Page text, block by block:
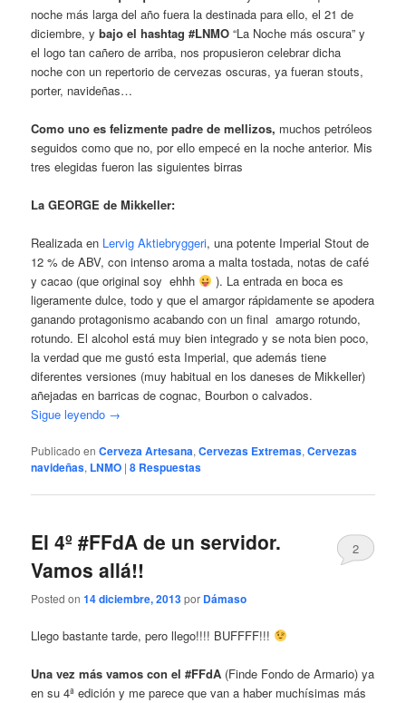
noche más larga del año fuera la destinada para ello, el 21 de
diciembre, ybajo el hashtag #LNMO “La Noche más oscura” y
el logo tan cañero de arriba, nos propusieron celebrar dicha
noche con un repertorio de cervezas oscuras, ya fueran stouts,
porter, navideñas…
Como uno es felizmente padre de mellizos, muchos petróleos
seguidos como que no, por ello empecé en la noche anterior. Mis
tres elegidas fueron las siguientes birras
La GEORGE de Mikkeller:
Realizada en Lervig Aktiebryggeri, una potente Imperial Stout de
12 % de ABV, con intenso aroma a malta tostada, notas de café
y cacao (que original soy ehhh
). La entrada en boca es
ligeramente dulce, todo y que el amargor rápidamente se apodera
ganando protagonismo acabando con un final amargo rotundo,
rotundo. El alcohol está muy bien integrado y se nota bien poco,
la verdad que me gustó esta Imperial, que además tiene
diferentes versiones (muy habitual en los daneses de Mikkeller)
añejadas en barricas de cognac, Bourbon o calvados.
Sigue leyendo →
Publicado en Cerveza Artesana,Cervezas Extremas,Cervezas
navideñas, LNMO |8 Respuestas
El 4º #FFdA de un servidor.
Vamos allá!!
Posted on14 diciembre, 2013por Dámaso
2
Llego bastante tarde, pero llego!!!! BUFFFF!!!
Una vez más vamos con el #FFdA (Finde Fondo de Armario) ya
en su 4ª edición y me parece que van a haber muchísimas más